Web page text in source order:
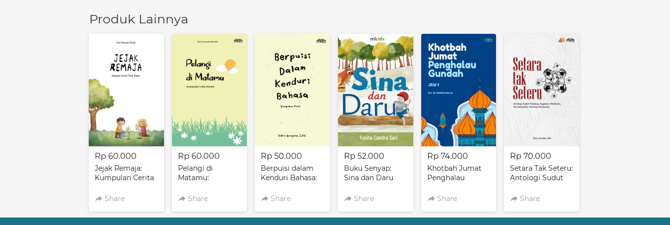
Produk Lainnya
Rp 60.000
Jejak Remaja:
Kumpulan Cerita
Share
Rp 60.000
Pelangi di
Matamu:
Pendek
Share
Rp 50.000
Berpuisi dalam
Kenduri Bahasa:
Share
Rp 52.000
Buku Senyap:
Sina dan Daru
Share
Rp 74.000
Khotbah Jumat
Penghalau
Share
Rp 70.000
Setara Tak Seteru:
Antologi Sudut
Gagasan,
Share